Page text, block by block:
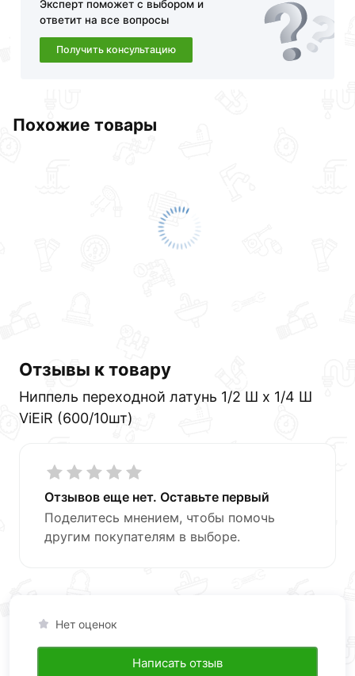
Эксперт поможет с выбором и
ответит на все вопросы
Получить консультацию
Похожие товары
Отзывы к товару
Ниппель переходной латунь 1/2 Ш х 1/4 Ш
ViEiR (600/10шт)
Отзывов еще нет. Оставьте первый
Поделитесь мнением, чтобы помочь
другим покупателям в выборе.
Нет оценок
Написать отзыв